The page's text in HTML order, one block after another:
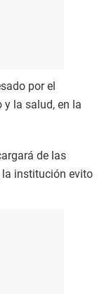
por el
y la salud, en la
de las
la institución evito